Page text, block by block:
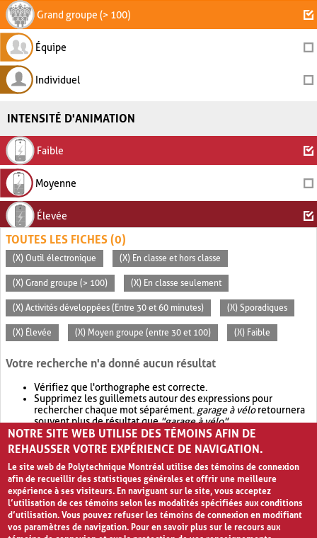
Grand groupe (> 100)
Équipe
Individuel
INTENSITÉ D'ANIMATION
Faible
Moyenne
Élevée
TOUTES LES FICHES (0)
(X) Outil électronique (X) En classe et hors classe
(X) Grand groupe (> 100) (X) En classe seulement
(X) Activités développées (Entre 30 et 60 minutes) (X) Sporadiques
(X) Élevée (X) Moyen groupe (entre 30 et 100) (X) Faible
Votre recherche n'a donné aucun résultat
Vérifiez que l'orthographe est correcte.
Supprimez les guillemets autour des expressions pour
rechercher chaque mot séparément. garage à véloretournera
souvent plus de résultat que"garage à vélo".
Envisagez d'élargir votre recherche avec OR.garage OR vélo
retournera souvent plus de résultat quegarage à vélo
NOTRE SITE WEB UTILISE DES TÉMOINS AFIN DE
REHAUSSER VOTRE EXPÉRIENCE DE NAVIGATION.
Le site web de Polytechnique Montréal utilise des témoins de connexion
afin de recueillir des statistiques générales et offrir une meilleure
expérience à ses visiteurs. En naviguant sur le site, vous acceptez
l’utilisation de ces témoins selon les modalités spécifiées aux conditions
d’utilisation. Vous pouvez refuser les témoins de connexion en modifiant
vos paramètres de navigation. Pour en savoir plus sur le recours aux